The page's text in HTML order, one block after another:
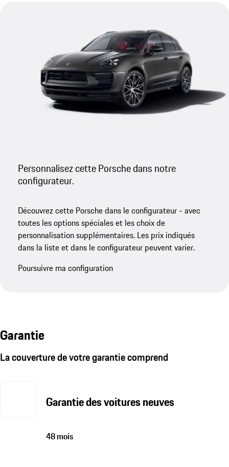
Personnalisez cette Porsche dans notre
configurateur.
Découvrez cette Porsche dans le configurateur - avec
toutes les options spéciales et les choix de
personnalisation supplémentaires. Les prix indiqués
dans la liste et dans le configurateur peuvent varier.
Poursuivre ma configuration
Garantie
La couverture de votre garantie comprend
Garantie des voitures neuves
48 mois